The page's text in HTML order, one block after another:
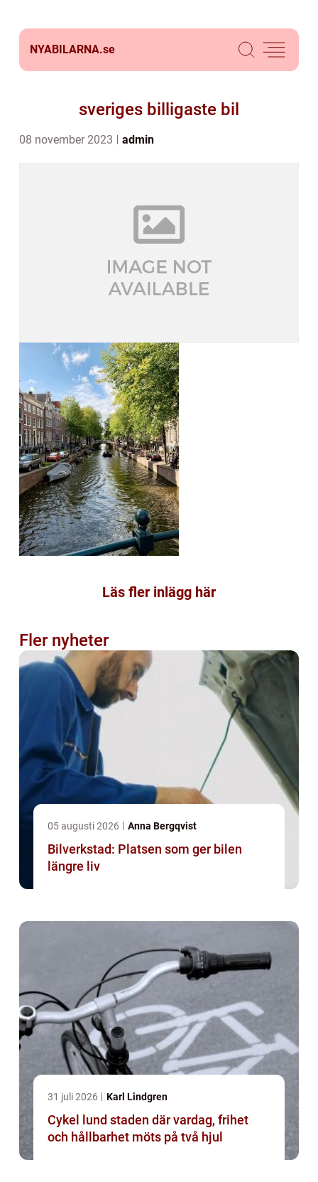
NYABILARNA.se
sveriges billigaste bil
08 november 2023 admin
Läs fler inlägg här
Fler nyheter
05 augusti 2026 Anna Bergqvist
Bilverkstad: Platsen som ger bilen
längre liv
31 juli 2026 Karl Lindgren
Cykel lund staden där vardag, frihet
och hållbarhet möts på två hjul